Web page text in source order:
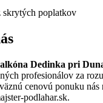
skrytých poplatkov
Dedinka pri
profesionálov za
cenovú ponuku nás
podlahar.sk.